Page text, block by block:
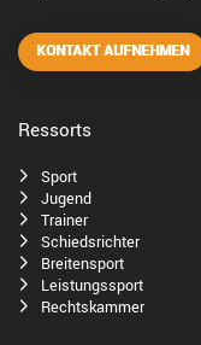
KONTAKT AUFNEHMEN
Ressorts
Sport
Jugend
Trainer
Schiedsrichter
Breitensport
Leistungssport
Rechtskammer